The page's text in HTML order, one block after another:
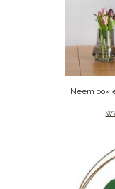
Neem ook